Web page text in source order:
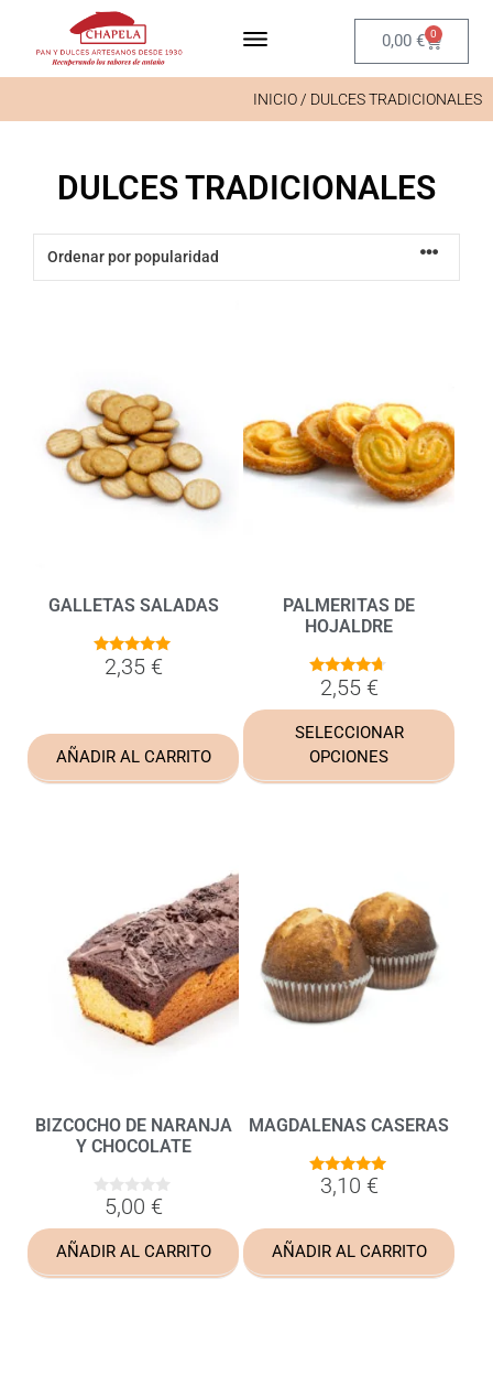
0,00 € 0
INICIO/ DULCES TRADICIONALES
DULCES TRADICIONALES
GALLETAS SALADAS
5.00
de 5
2,35 €
AÑADIR AL CARRITO
PALMERITAS DE
HOJALDRE
4.57
de 5
2,55 €
SELECCIONAR
OPCIONES
BIZCOCHO DE NARANJA
Y CHOCOLATE
5
5,00 €
AÑADIR AL CARRITO
MAGDALENAS CASERAS
4.83
de 5
3,10 €
AÑADIR AL CARRITO